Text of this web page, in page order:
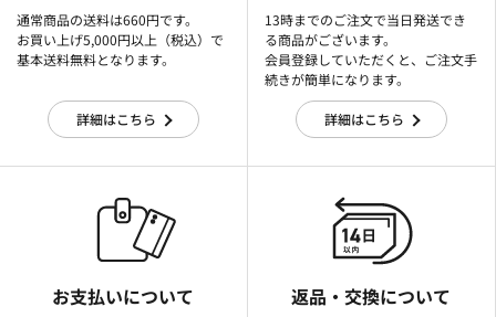
通常商品の送料は660円です。
お買い上げ5,000円以上（税込）で
基本送料無料となります。
詳細はこちら
13時までのご注文で当日発送でき
る商品がございます。
会員登録していただくと、ご注文手
続きが簡単になります。
詳細はこちら
お支払いについて 返品・交換について